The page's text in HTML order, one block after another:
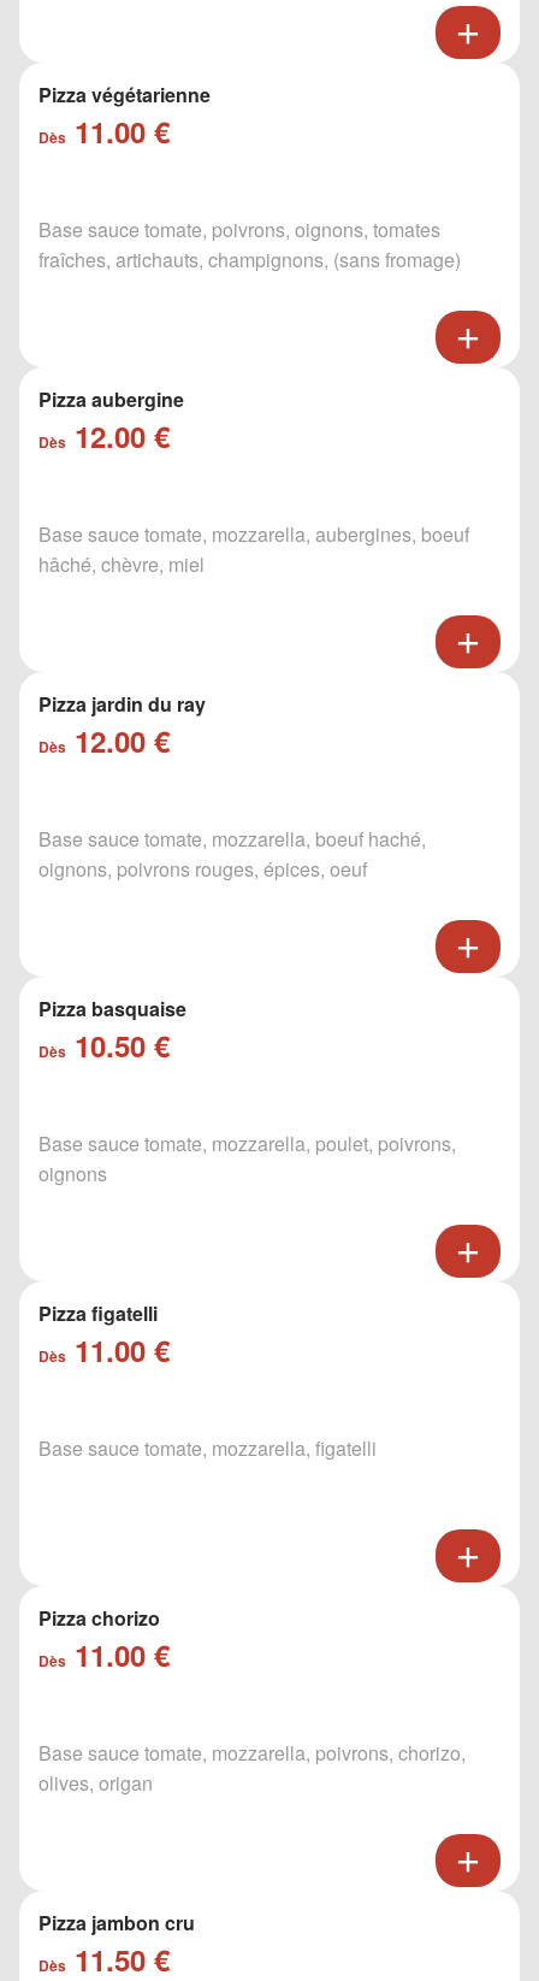
Pizza végétarienne
Dès 11.00 €
Base sauce tomate, poivrons, oignons, tomates
fraîches, artichauts, champignons, (sans fromage)
Pizza aubergine
Dès 12.00 €
Base sauce tomate, mozzarella, aubergines, boeuf
hâché, chèvre, miel
Pizza jardin du ray
Dès 12.00 €
Base sauce tomate, mozzarella, boeuf haché,
oignons, poivrons rouges, épices, oeuf
Pizza basquaise
Dès 10.50 €
Base sauce tomate, mozzarella, poulet, poivrons,
oignons
Pizza figatelli
Dès 11.00 €
Base sauce tomate, mozzarella, figatelli
Pizza chorizo
Dès 11.00 €
Base sauce tomate, mozzarella, poivrons, chorizo,
olives, origan
Pizza jambon cru
Dès 11.50 €